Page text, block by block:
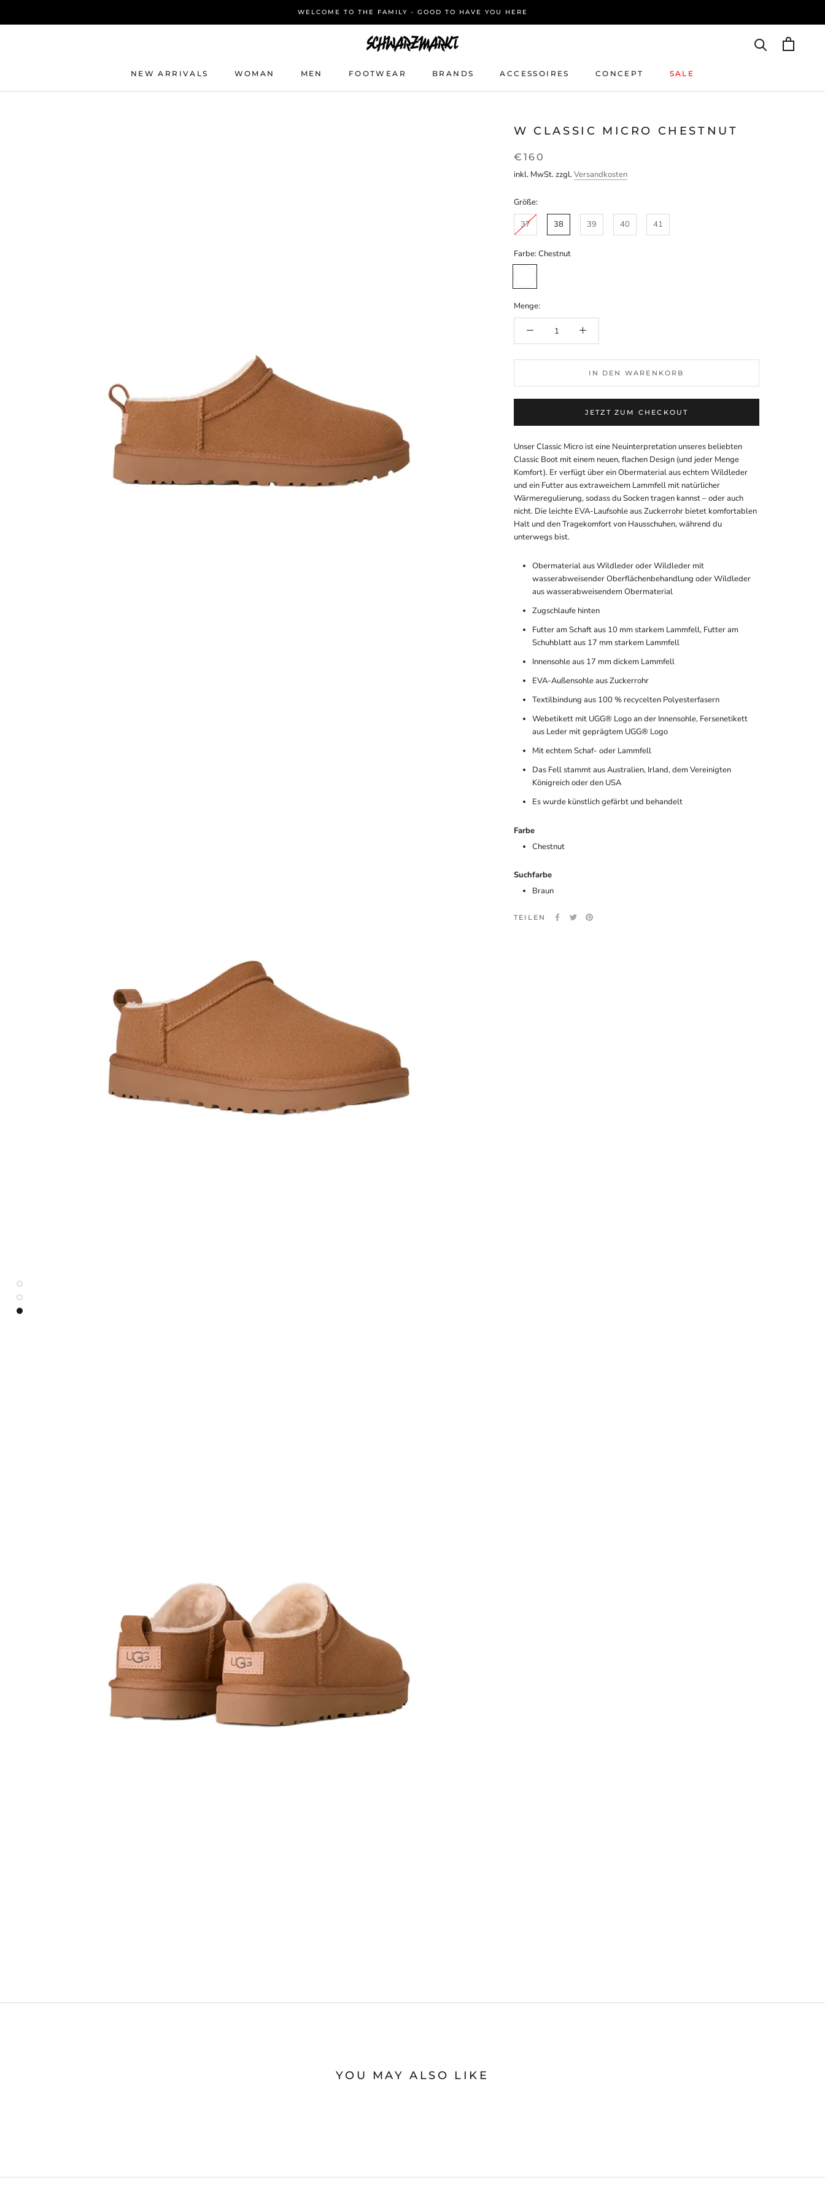
WELCOME TO THE FAMILY - GOOD TO HAVE YOU HERE
NEW ARRIVALS
WOMAN
MEN
FOOTWEAR
BRANDS
ACCESSOIRES
CONCEPT
SALE
W CLASSIC MICRO CHESTNUT
€160
inkl. MwSt. zzgl.Versandkosten
Größe:
37
38 39 40 41
Farbe:Chestnut
Menge:
IN DEN WARENKORB
JETZT ZUM CHECKOUT
Unser Classic Micro ist eine Neuinterpretation unseres beliebten
Classic Boot mit einem neuen, flachen Design (und jeder Menge
Komfort). Er verfügt über ein Obermaterial aus echtem Wildleder
und ein Futter aus extraweichem Lammfell mit natürlicher
Wärmeregulierung, sodass du Socken tragen kannst – oder auch
nicht. Die leichte EVA-Laufsohle aus Zuckerrohr bietet komfortablen
Halt und den Tragekomfort von Hausschuhen, während du
unterwegs bist.
Obermaterial aus Wildleder oder Wildleder mit
wasserabweisender Oberflächenbehandlung oder Wildleder
aus wasserabweisendem Obermaterial
Zugschlaufe hinten
Futter am Schaft aus 10 mm starkem Lammfell, Futter am
Schuhblatt aus 17 mm starkem Lammfell
Innensohle aus 17 mm dickem Lammfell
EVA-Außensohle aus Zuckerrohr
Textilbindung aus 100 % recycelten Polyesterfasern
Webetikett mit UGG® Logo an der Innensohle, Fersenetikett
aus Leder mit geprägtem UGG® Logo
Mit echtem Schaf- oder Lammfell
Das Fell stammt aus Australien, Irland, dem Vereinigten
Königreich oder den USA
Es wurde künstlich gefärbt und behandelt
Farbe
Chestnut
Suchfarbe
Braun
TEILEN
YOU MAY ALSO LIKE